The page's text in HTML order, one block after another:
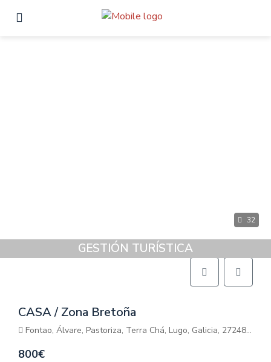
32
GESTIÓN TURÍSTICA
CASA / Zona Bretoña
Fontao, Álvare, Pastoriza, Terra Chá, Lugo, Galicia, 27248, España
800€